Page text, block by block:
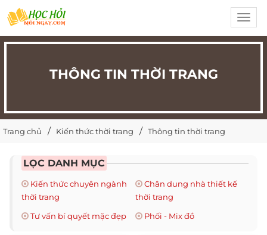
THÔNG TIN THỜI TRANG
Trang chủ Kiến thức thời trang Thông tin thời trang
LỌC DANH MỤC
Kiến thức chuyên ngành
thời trang
Chân dung nhà thiết kế
thời trang
Tư vấn bí quyết mặc đẹp
Phối - Mix đồ